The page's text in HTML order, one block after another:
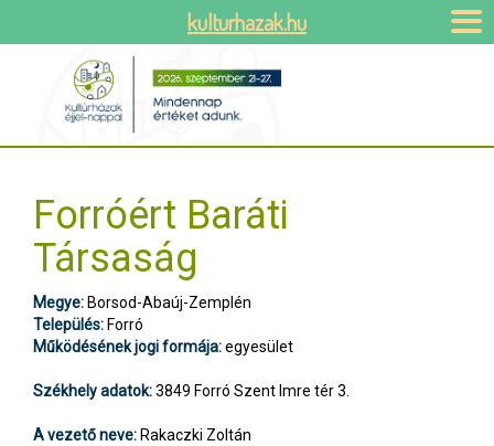
Forróért Baráti
Társaság
Megye: Borsod-Abaúj-Zemplén
Település: Forró
Működésének jogi formája:egyesület
Székhely adatok:3849 Forró Szent Imre tér 3.
A vezető neve: Rakaczki Zoltán
kulturhazak.hu